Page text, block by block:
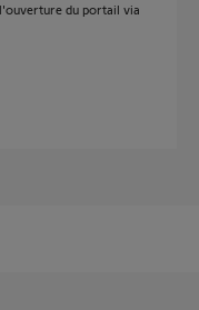
du portail via